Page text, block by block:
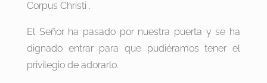
Corpus Christi .
El Señor ha pasado por nuestra puerta y se ha
dignado entrar para que pudiéramos tener el
privilegio de adorarlo.